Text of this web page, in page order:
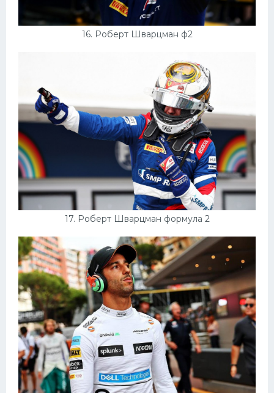
16. Роберт Шварцман ф2
17. Роберт Шварцман формула 2